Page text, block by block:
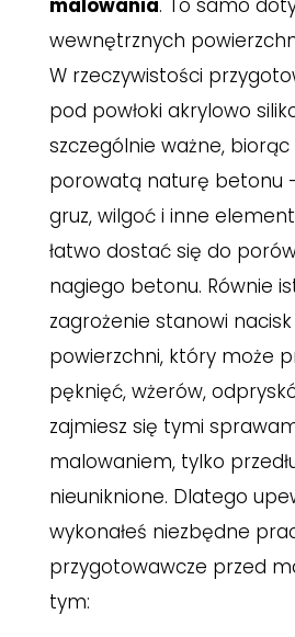
wewnętrznych
W rzeczywistości
pod powłoki akrylowo
szczególnie ważne,
porowatą naturę betonu
gruz, wilgoć i inne
łatwo dostać się do
nagiego betonu. Równie
zagrożenie stanowi
powierzchni, który może
pęknięć, wżerów,
zajmiesz się tymi
malowaniem, tylko
nieuniknione. Dlatego
wykonałeś niezbędne
przygotowawcze przed
tym: